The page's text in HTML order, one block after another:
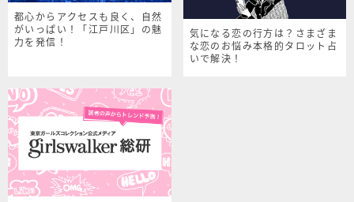
都心からアクセスも良く、自然
がいっぱい！「江戸川区」の魅
力を発信！
気になる恋の行方は？さまざま
な恋のお悩み本格的タロット占
いで解決！